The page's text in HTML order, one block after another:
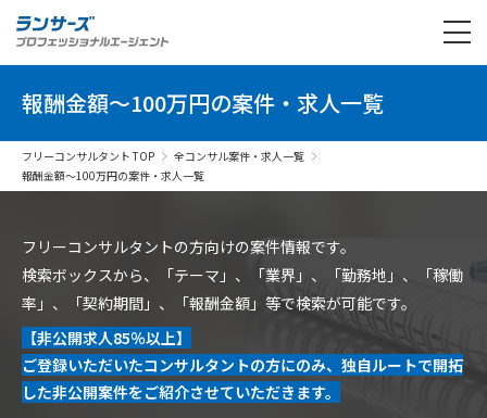
報酬金額〜100万円の案件・求人一覧
フリーコンサルタント TOP
全コンサル案件・求人一覧
報酬金額〜100万円の案件・求人一覧
フリーコンサルタントの方向けの案件情報です。
検索ボックスから、「テーマ」、「業界」、「勤務地」、「稼働
率」、「契約期間」、「報酬金額」等で検索が可能です。
【非公開求人85％以上】
ご登録いただいたコンサルタントの方にのみ、独自ルートで開拓
した非公開案件をご紹介させていただきます。